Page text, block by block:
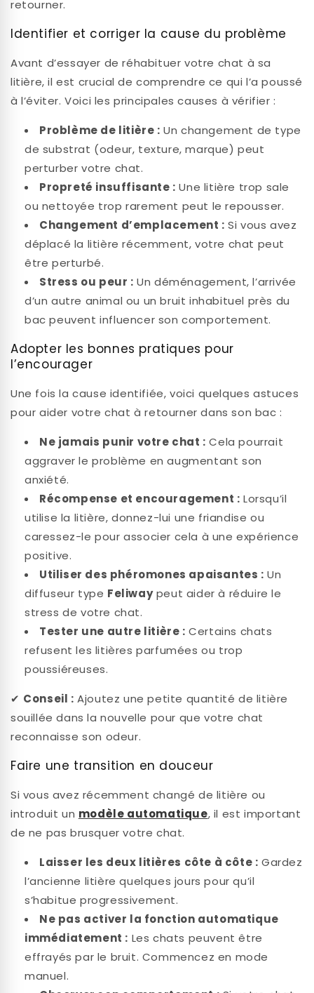
retourner.
Identifier et corriger la cause du problème
Avant d’essayer de réhabituer votre chat à sa
litière, il est crucial de comprendre ce qui l’a poussé
à l’éviter. Voici les principales causes à vérifier :
Problème de litière : Un changement de type
de substrat (odeur, texture, marque) peut
perturber votre chat.
Propreté insuffisante : Une litière trop sale
ou nettoyée trop rarement peut le repousser.
Changement d’emplacement : Si vous avez
déplacé la litière récemment, votre chat peut
être perturbé.
Stress ou peur : Un déménagement, l’arrivée
d’un autre animal ou un bruit inhabituel près du
bac peuvent influencer son comportement.
Adopter les bonnes pratiques pour
l’encourager
Une fois la cause identifiée, voici quelques astuces
pour aider votre chat à retourner dans son bac :
Ne jamais punir votre chat : Cela pourrait
aggraver le problème en augmentant son
anxiété.
Récompense et encouragement : Lorsqu’il
utilise la litière, donnez-lui une friandise ou
caressez-le pour associer cela à une expérience
positive.
Utiliser des phéromones apaisantes : Un
diffuseur type Feliwaypeut aider à réduire le
stress de votre chat.
Tester une autre litière : Certains chats
refusent les litières parfumées ou trop
poussiéreuses.
✔ Conseil : Ajoutez une petite quantité de litière
souillée dans la nouvelle pour que votre chat
reconnaisse son odeur.
Faire une transition en douceur
Si vous avez récemment changé de litière ou
introduit un modèle automatique, il est important
de ne pas brusquer votre chat.
Laisser les deux litières côte à côte : Gardez
l’ancienne litière quelques jours pour qu’il
s’habitue progressivement.
Ne pas activer la fonction automatique
immédiatement : Les chats peuvent être
effrayés par le bruit. Commencez en mode
manuel.